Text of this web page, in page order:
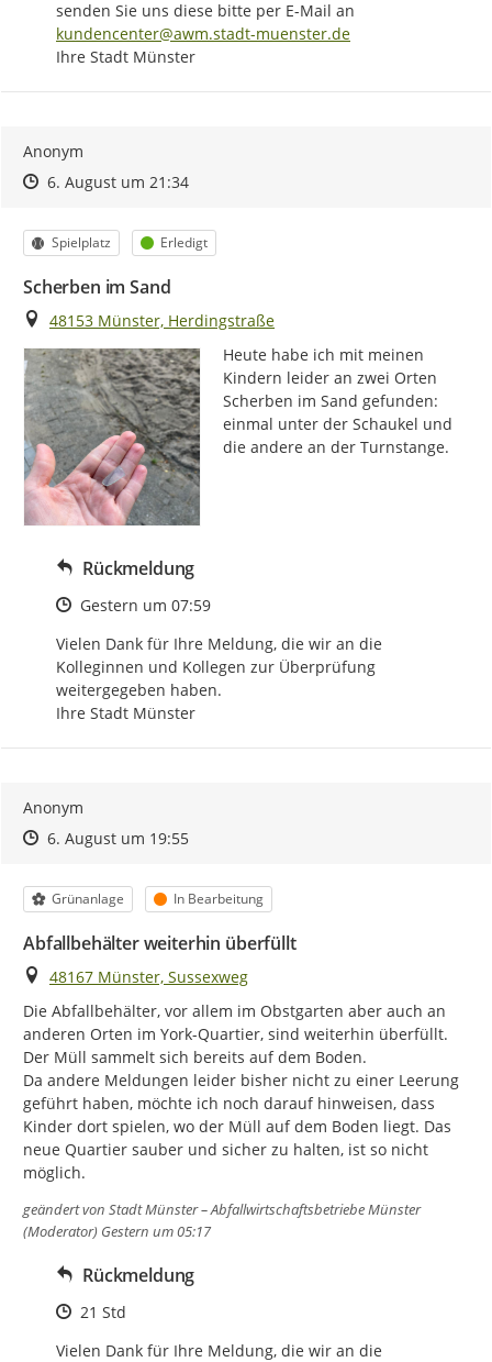
kundencenter@awm.stadt-muenster.de
Ihre Stadt Münster
Anonym
Zeitpunkt des Erstellens
Zeitpunkt des Erstellens
6. August um 21:34Zur Äußerung
Kategorie
Spielplatz Status
Erledigt
Scherben im Sand
Ort
48153 Münster, Herdingstraße
Heute habe ich mit meinen
Kindern leider an zwei Orten
Scherben im Sand gefunden:
einmal unter der Schaukel und
die andere an der Turnstange.
Rückmeldung
Zeitpunkt des Erstellens
Gestern um 07:59
Vielen Dank für Ihre Meldung, die wir an die
Kolleginnen und Kollegen zur Überprüfung
weitergegeben haben.
Ihre Stadt Münster
Anonym
Zeitpunkt des Erstellens
Zeitpunkt des Erstellens
6. August um 19:55Zur Äußerung
Kategorie
Grünanlage Status
In Bearbeitung
Abfallbehälter weiterhin überfüllt
Ort
48167 Münster, Sussexweg
Die Abfallbehälter, vor allem im Obstgarten aber auch an
anderen Orten im York-Quartier, sind weiterhin überfüllt.
Der Müll sammelt sich bereits auf dem Boden.
Da andere Meldungen leider bisher nicht zu einer Leerung
geführt haben, möchte ich noch darauf hinweisen, dass
Kinder dort spielen, wo der Müll auf dem Boden liegt. Das
neue Quartier sauber und sicher zu halten, ist so nicht
möglich.
geändert von Stadt Münster – Abfallwirtschaftsbetriebe Münster
(Moderator) Gestern um 05:17
Rückmeldung
Zeitpunkt des Erstellens
21 Std
Vielen Dank für Ihre Meldung, die wir an die